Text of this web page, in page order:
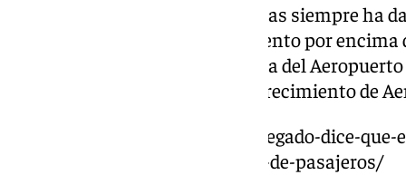
En sus declaraciones, eso sí, Salas siempre
del Aeropuerto para un crecimiento por
«El proyecto de expansión futura del
encuentra entre los planes de crecimiento de
https://www.101tv.es/el-subdelegado-dice-
margen-hasta-los-30-millones-de-pasajeros/